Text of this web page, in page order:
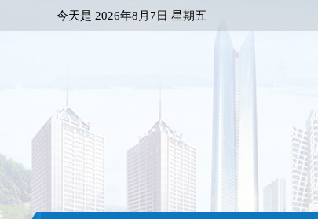
今天是 2026年8月7日 星期五